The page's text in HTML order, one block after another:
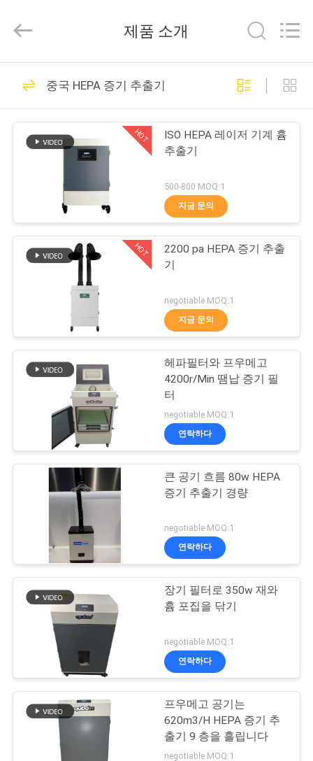
제
사
공
품
기
Technology
Rights
Developed
이동할 수 있는 증기
갈퀴
34
레이저 증기 갈퀴
35
땜납 증기 갈퀴
31
실험실 증기 갈퀴
치아 분무기 흡인 유
닛
6
제품 소개
중국 HEPA 증기 추출기
HOT
ISO HEPA 레이저 기계 흄
추출기
500-800 MOQ:1
지금 문의
HOT
2200 pa HEPA 증기 추출
기
negotiable MOQ:1
지금 문의
헤파필터와 프우메고
4200r/Min 땜납 증기 필
터
negotiable MOQ:1
연락하다
큰 공기 흐름 80w HEPA
증기 추출기 경량
negotiable MOQ:1
연락하다
장기 필터로 350w 재와
흄 포집을 닦기
negotiable MOQ:1
연락하다
프우메고 공기는
620m3/H HEPA 증기 추
출기 9 층을 흘립니다
negotiable MOQ:1